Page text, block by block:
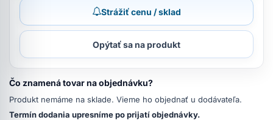
Strážiť cenu / sklad
Opýtať sa na produkt
Čo znamená tovar na objednávku?
Produkt nemáme na sklade. Vieme ho objednať u dodávateľa.
Termín dodania upresníme po prijatí objednávky.